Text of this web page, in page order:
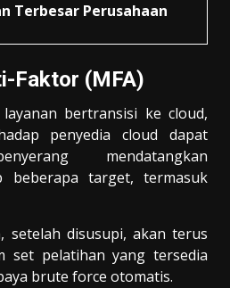
Terbesar Perusahaan
Faktor (MFA)
bertransisi ke cloud,
penyedia cloud dapat
mendatangkan
beberapa target, termasuk
setelah disusupi, akan terus
set pelatihan yang tersedia
brute force otomatis.